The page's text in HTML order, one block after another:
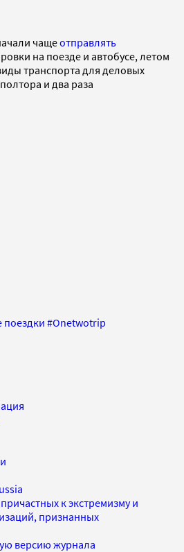
чащеотправлять
на поезде и автобусе, летом
транспорта для деловых
и два раза
поездки #Onetwotrip
к экстремизму и
признанных
версию журнала